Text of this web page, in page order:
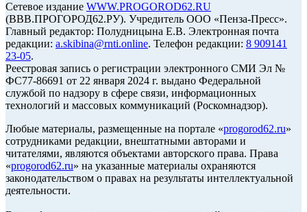
Сетевое издание WWW.PROGOROD62.RU
(ВВВ.ПРОГОРОД62.РУ). Учредитель ООО «Пенза-Пресс».
Главный редактор: Полудницына Е.В. Электронная почта
редакции: a.skibina@rnti.online. Телефон редакции: 8 909141
23-05.
Реестровая запись о регистрации электронного СМИ Эл №
ФС77-86691 от 22 января 2024 г. выдано Федеральной
службой по надзору в сфере связи, информационных
технологий и массовых коммуникаций (Роскомнадзор).
Любые материалы, размещенные на портале «progorod62.ru»
сотрудниками редакции, внештатными авторами и
читателями, являются объектами авторского права. Права
«progorod62.ru» на указанные материалы охраняются
законодательством о правах на результаты интеллектуальной
деятельности.